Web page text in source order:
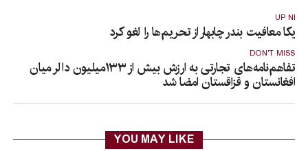
UP
معافیت بندر چابهار از تحریم‌ها را لغو کرد
DON'T MISS
تفاهم‌نامه‌های تجارتی به ارزش بیش از ۱۳۳میلیون دالر میان
افغانستان و قزاقستان امضا شد
YOU MAY LIKE